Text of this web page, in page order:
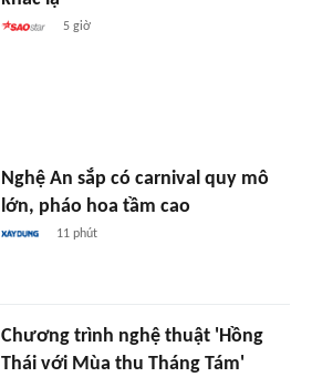
5 giờ
Nghệ An sắp có carnival quy mô
lớn, pháo hoa tầm cao
11 phút
Chương trình nghệ thuật 'Hồng
Thái với Mùa thu Tháng Tám'